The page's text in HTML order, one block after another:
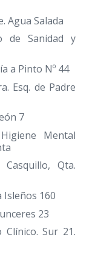
Agua Salada
de Sanidad y
a Pinto Nº 44
Esq. de Padre
7
Mental
Qta.
160
23
Clínico. Sur 21.